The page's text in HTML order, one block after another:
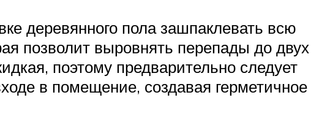
деревянного пола зашпаклевать всю
позволит выровнять перепады до двух
поэтому предварительно следует
в помещение, создавая герметичное